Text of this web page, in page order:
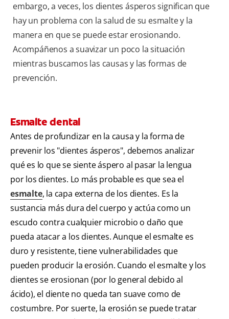
embargo, a veces, los dientes ásperos significan que
hay un problema con la salud de su esmalte y la
manera en que se puede estar erosionando.
Acompáñenos a suavizar un poco la situación
mientras buscamos las causas y las formas de
prevención.
Esmalte dental
Antes de profundizar en la causa y la forma de
prevenir los "dientes ásperos", debemos analizar
qué es lo que se siente áspero al pasar la lengua
por los dientes. Lo más probable es que sea el
esmalte, la capa externa de los dientes. Es la
sustancia más dura del cuerpo y actúa como un
escudo contra cualquier microbio o daño que
pueda atacar a los dientes. Aunque el esmalte es
duro y resistente, tiene vulnerabilidades que
pueden producir la erosión. Cuando el esmalte y los
dientes se erosionan (por lo general debido al
ácido), el diente no queda tan suave como de
costumbre. Por suerte, la erosión se puede tratar